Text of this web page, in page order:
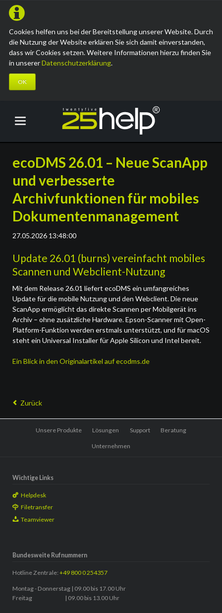
Cookies helfen uns bei der Bereitstellung unserer Website. Durch
die Nutzung der Website erklären Sie sich damit einverstanden,
dass wir Cookies setzen. Weitere Informationen hierzu finden Sie
in unsererDatenschutzerklärung.
OK
ecoDMS 26.01 – Neue ScanApp
und verbesserte
Archivfunktionen für mobiles
Dokumentenmanagement
27.05.2026 13:48:00
Update 26.01 (burns) vereinfacht mobiles
Scannen und Webclient-Nutzung
Mit dem Release 26.01 liefert ecoDMS ein umfangreiches
Update für die mobile Nutzung und den Webclient. Die neue
ScanApp ermöglicht das direkte Scannen per Mobilgerät ins
Archiv – ohne zusätzliche Hardware. Epson-Scanner mit Open-
Platform-Funktion werden erstmals unterstützt, und für macOS
steht ein Universal Installer für Apple Silicon und Intel bereit.
Ein Blick in den Originalartikel auf ecodms.de
Zurück
Navigation
Unsere Produkte Lösungen Support Beratung
Unternehmen
Wichtige Links
Helpdesk
Filetransfer
Teamviewer
Bundesweite Rufnummern
Hotline Zentrale: +49 800 0 254357
Montag - Donnerstag | 09.00 bis 17.00 Uhr
Freitag | 09.00 bis 13.00 Uhr